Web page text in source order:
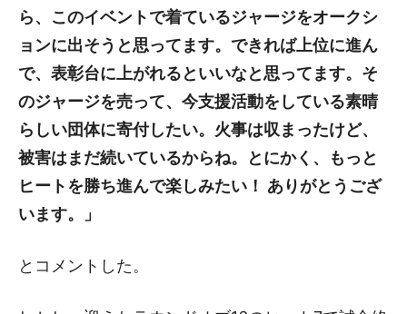
ら、このイベントで着ているジャージをオークシ
ョンに出そうと思ってます。できれば上位に進ん
で、表彰台に上がれるといいなと思ってます。そ
のジャージを売って、今支援活動をしている素晴
らしい団体に寄付したい。火事は収まったけど、
被害はまだ続いているからね。とにかく、もっと
ヒートを勝ち進んで楽しみたい！ ありがとうござ
います。」
とコメントした。